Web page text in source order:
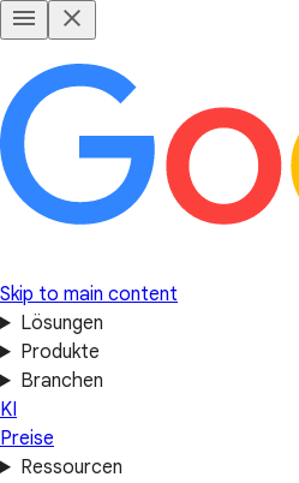
Skip to main content
Lösungen
Produkte
Branchen
KI
Preise
Ressourcen